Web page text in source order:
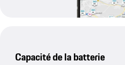
Capacité de la batterie